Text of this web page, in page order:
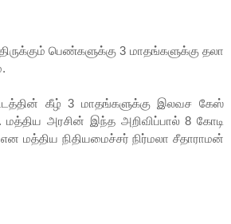
பெண்களுக்கு 3 மாதங்களுக்கு தலா
கீழ் 3 மாதங்களுக்கு இலவச கேஸ்
மத்திய அரசின் இந்த அறிவிப்பால் 8 கோடி
மத்திய நிதியமைச்சர் நிர்மலா சீதாராமன்